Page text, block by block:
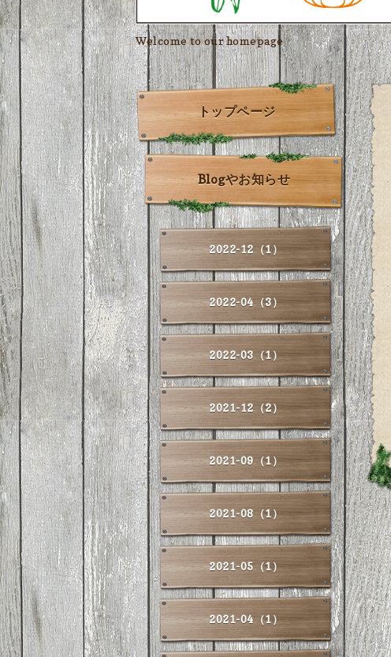
Welcome to our homepage
トップページ
Blogやお知らせ
2022-12（1）
2022-04（3）
2022-03（1）
2021-12（2）
2021-09（1）
2021-08（1）
2021-05（1）
2021-04（1）